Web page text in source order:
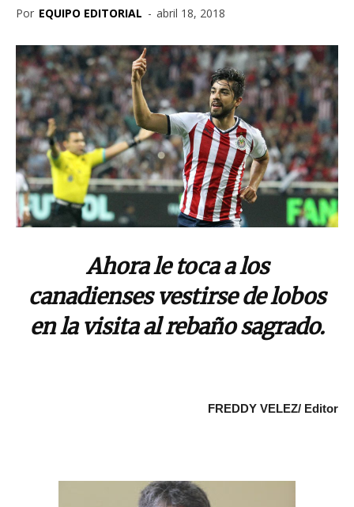
Por EQUIPO EDITORIAL - abril 18, 2018
Ahora le toca a los
canadienses vestirse de lobos
en la visita al rebaño sagrado.
FREDDY VELEZ/ Editor